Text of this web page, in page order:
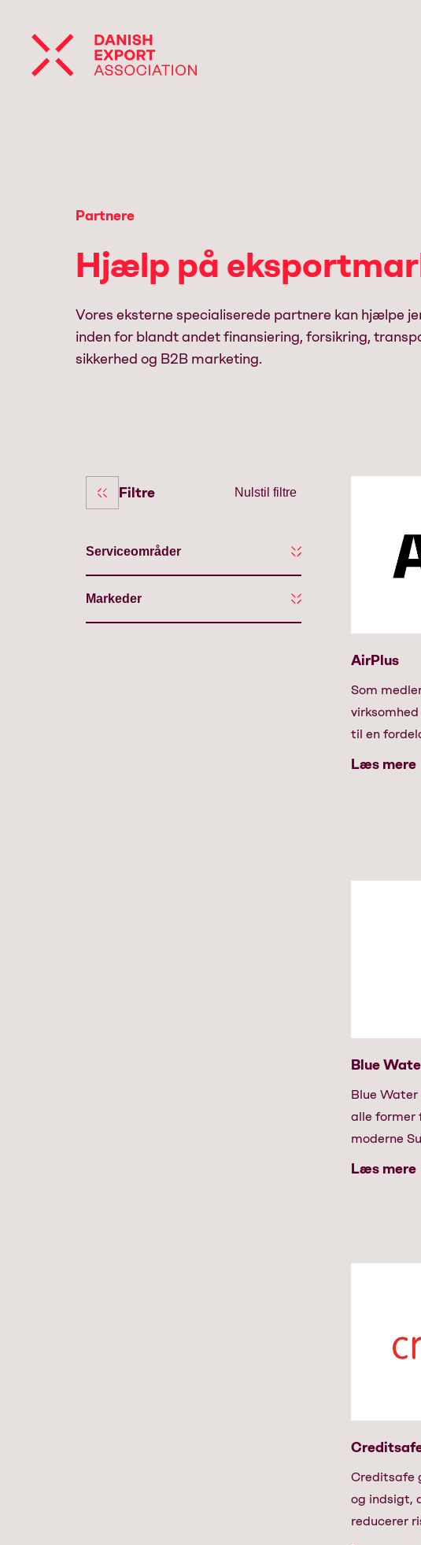
Partnere
Hjælp på
Vores eksterne specialiserede partnere kan hjælpe
inden for blandt andet finansiering, forsikring,
sikkerhed og B2B marketing.
Filtre Nulstil filtre
Serviceområder
Markeder
AirPlus
Som
til en
Læs mere
Blue
Blue
alle former
moderne
Læs mere
Creditsafe
og indsigt,
reducerer